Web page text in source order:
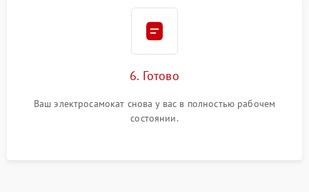
6. Готово
Ваш электросамокат снова у вас в полностью рабочем
состоянии.